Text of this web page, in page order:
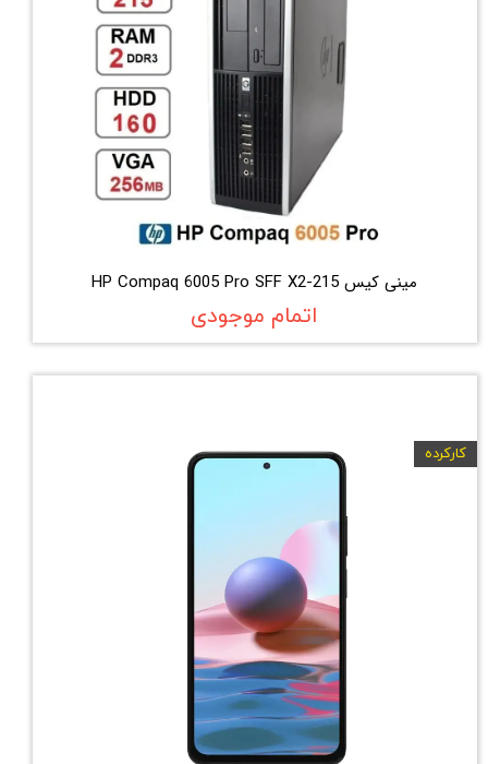
مینی کیس HP Compaq 6005 Pro SFF X2-215
اتمام موجودی
کارکرده